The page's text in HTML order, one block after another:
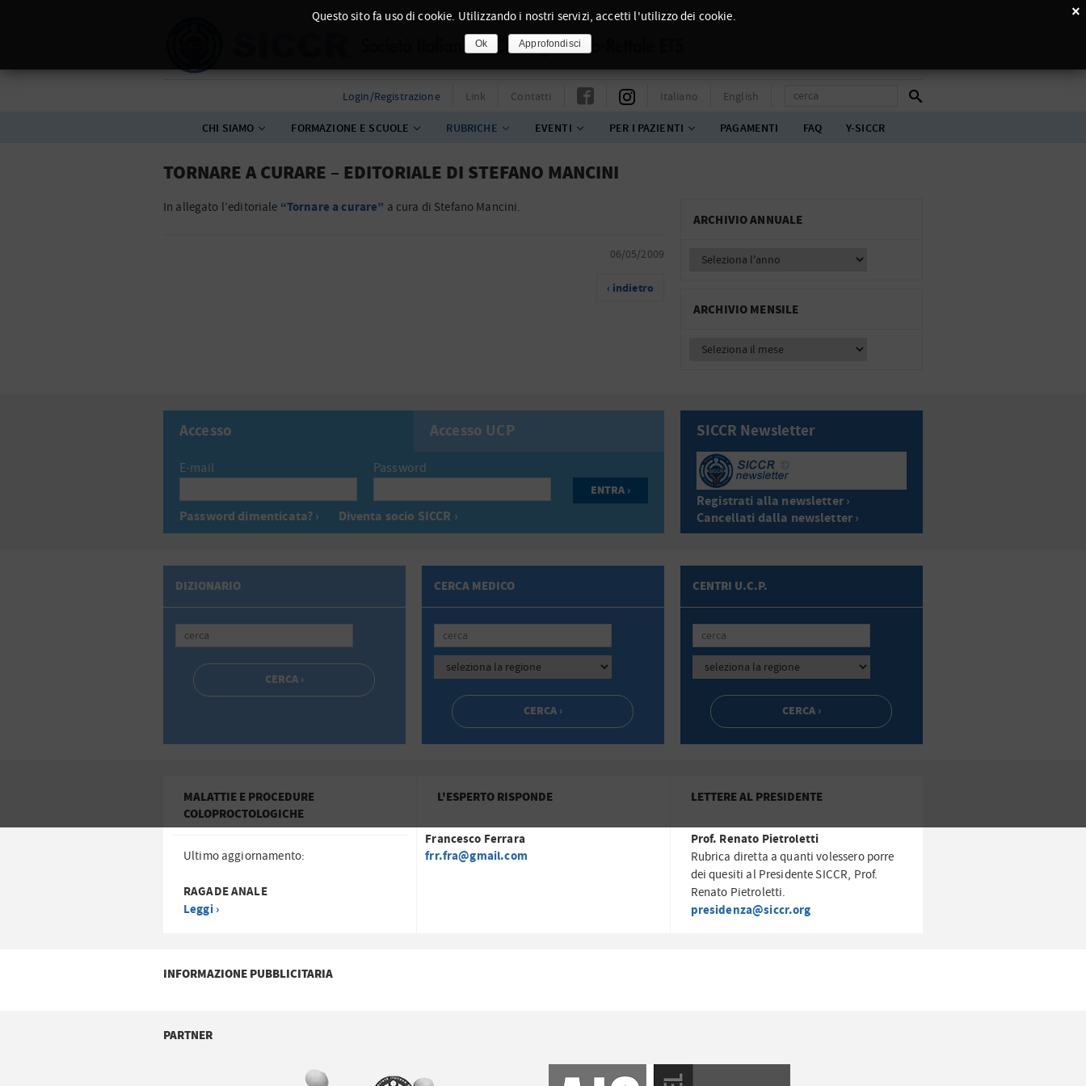
Login/Registrazione Link Contatti Italiano English
CHI SIAMO FORMAZIONE E SCUOLE RUBRICHE EVENTI PER I PAZIENTI PAGAMENTI FAQ Y-SICCR
TORNARE A CURARE – EDITORIALE DI STEFANO MANCINI
In allegato l’editoriale “Tornare a curare” a cura di Stefano Mancini.
06/05/2009
‹ indietro
ARCHIVIO ANNUALE
ARCHIVIO MENSILE
Accesso Accesso UCP
E-mail Password
Password dimenticata? › Diventa socio SICCR ›
SICCR Newsletter
Registrati alla newsletter ›
Cancellati dalla newsletter ›
DIZIONARIO CERCA MEDICO CENTRI U.C.P.
MALATTIE E PROCEDURE
COLOPROCTOLOGICHE
Ultimo aggiornamento:
RAGADE ANALE
Leggi ›
L'ESPERTO RISPONDE
Francesco Ferrara
frr.fra@gmail.com
LETTERE AL PRESIDENTE
Prof. Renato Pietroletti
Rubrica diretta a quanti volessero porre
dei quesiti al Presidente SICCR, Prof.
Renato Pietroletti.
presidenza@siccr.org
INFORMAZIONE PUBBLICITARIA
PARTNER
×
Questo sito fa uso di cookie. Utilizzando i nostri servizi, accetti l'utilizzo dei cookie.
Ok Approfondisci